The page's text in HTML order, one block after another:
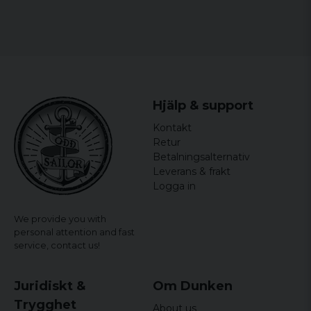
3 years ago
Mitt andra par, riktigt bra shorts
Tommy
4 years ago
I22 Fjärde jägarpluton 1990
För små , har skickat tillbaka och beställt
större
Snygga
We provide you with
personal attention and fast
service, contact us!
Hjälp & support
Kontakt
Retur
Betalningsalternativ
Leverans & frakt
Logga in
Juridiskt &
Trygghet
Om Dunken
About us